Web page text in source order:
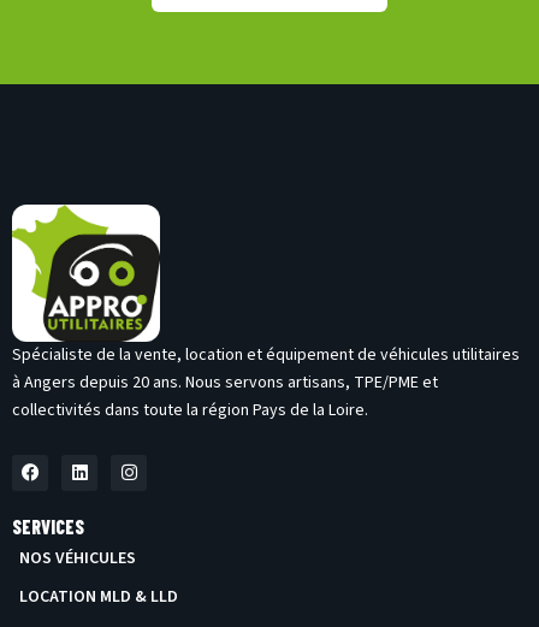
Spécialiste de la vente, location et équipement de véhicules utilitaires
à Angers depuis 20 ans. Nous servons artisans, TPE/PME et
collectivités dans toute la région Pays de la Loire.
F
A
E
B
O
O
K
L
I
K
E
D
I
N
I
N
G
R
A
M
SERVICES
NOS VÉHICULES
LOCATION MLD & LLD